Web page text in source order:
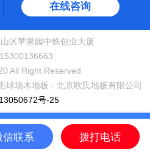
在线咨询
区苹果园中铁创业大厦
All Right Reserved
球场木地板 - 北京欧氏地板有限公司
号-25
线咨询 拨打电话
信联系 拨打电话